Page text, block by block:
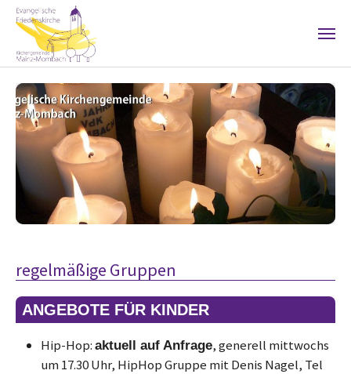
regelmäßige Gruppen
ANGEBOTE FÜR KINDER
Hip-Hop: aktuell auf Anfrage, generell mittwochs
um 17.30 Uhr, HipHop Gruppe mit Denis Nagel, Tel